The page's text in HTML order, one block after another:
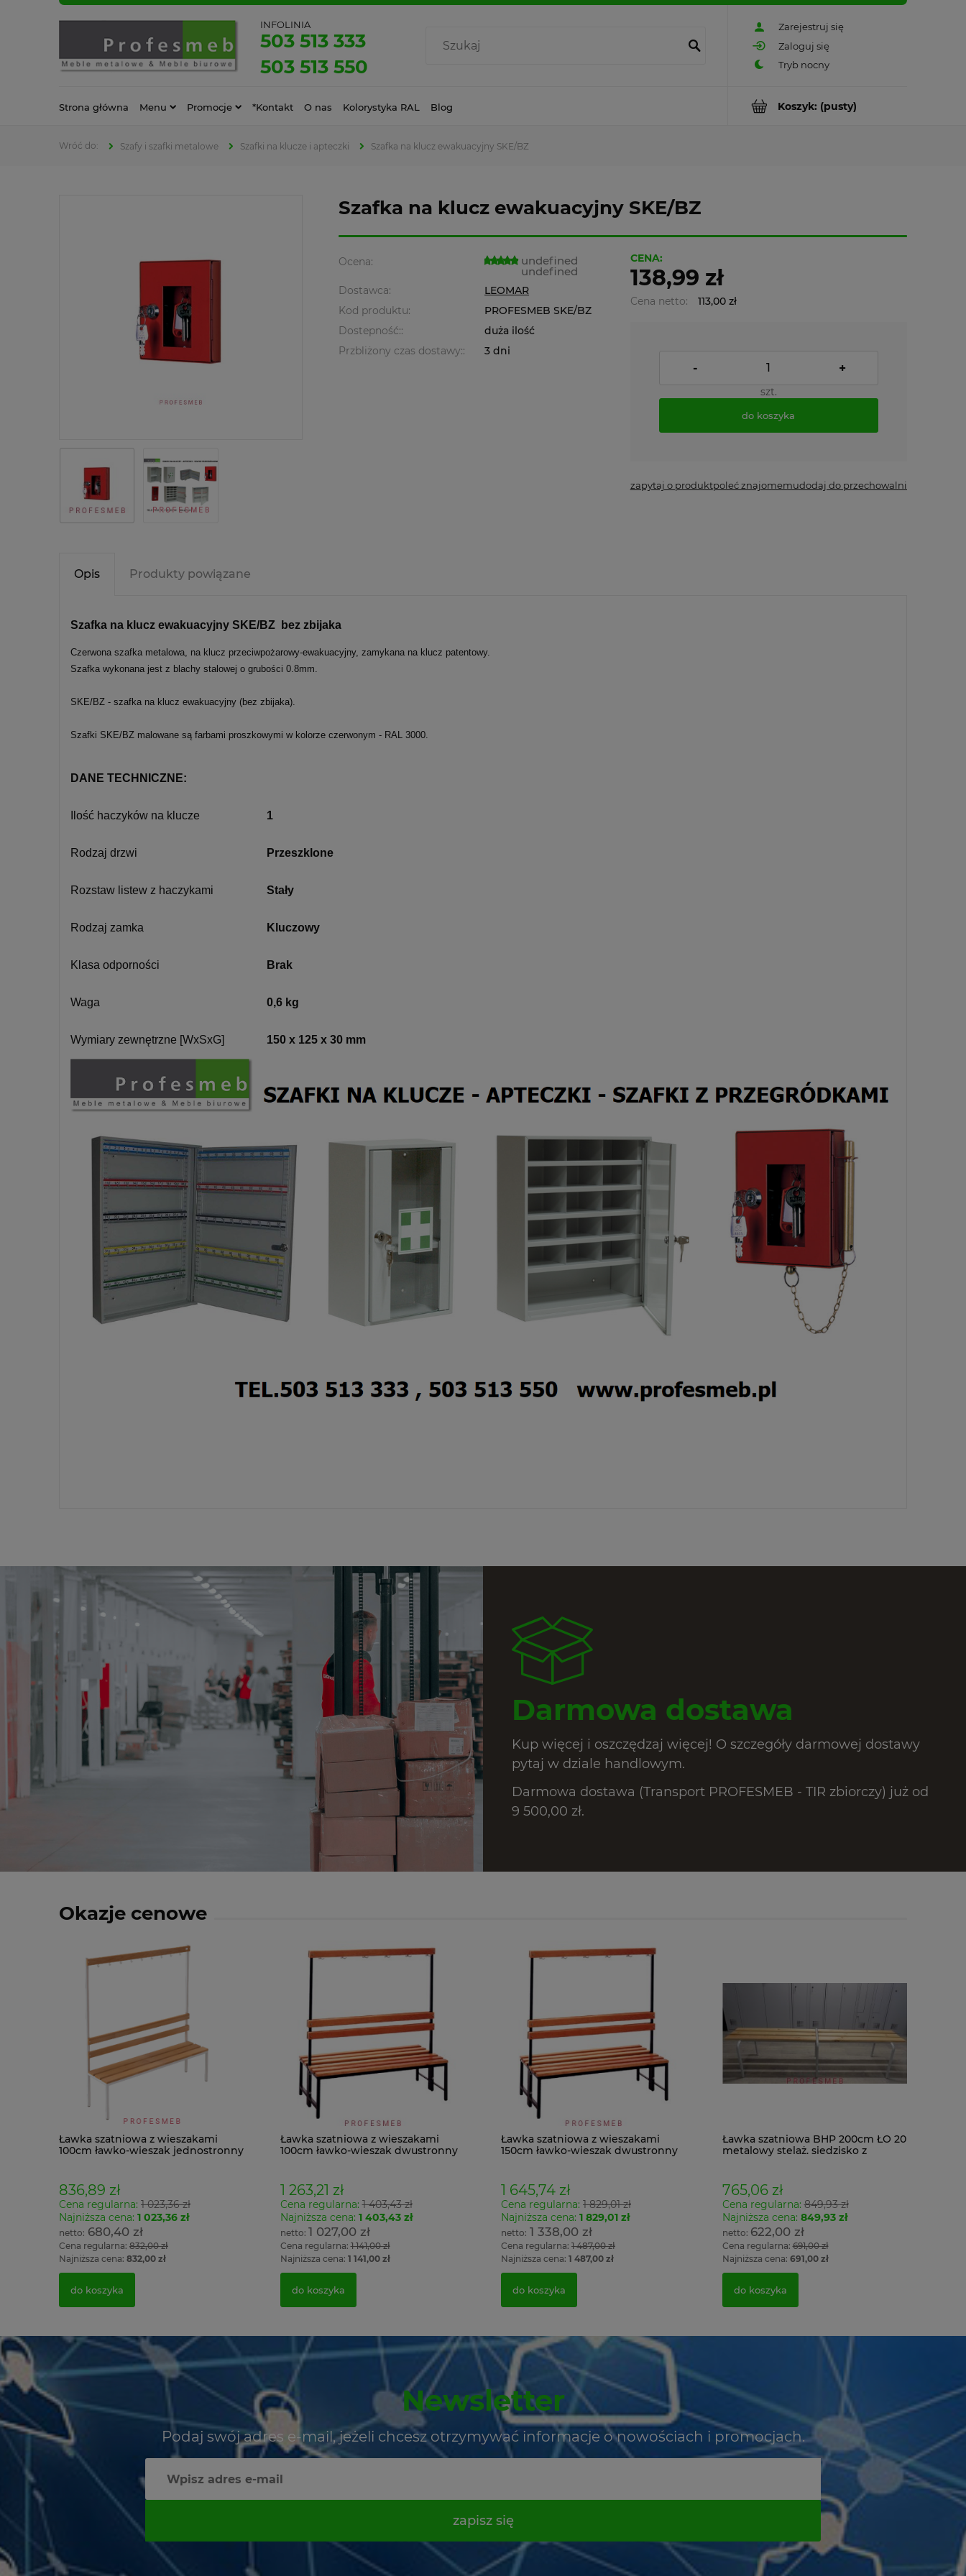
Zarejestruj się
Zaloguj się
INFOLINIA
503 513 333
503 513 550
Koszyk: (pusty)
Strona główna Menu Promocje *Kontakt O nas Kolorystyka RAL Blog
Szafy i szafki metalowe Szafki na klucze i apteczki Szafka na klucz ewakuacyjny SKE/BZ
Szafka na klucz ewakuacyjny SKE/BZ
Ocena: undefined
undefined
Dostawca:
LEOMAR
Kod produktu:
PROFESMEB SKE/BZ
Dostepność::
duża ilość
Przbliżony czas dostawy::
3 dni
CENA:
138,99 zł
Cena netto: 113,00 zł
- +
szt.
do koszyka
zapytaj o produktpoleć znajomemudodaj do przechowalni
Opis Produkty powiązane
Szafka na klucz ewakuacyjny SKE/BZ bez zbijaka
Czerwona szafka metalowa, na klucz przeciwpożarowy-ewakuacyjny, zamykana na klucz patentowy.
Szafka wykonana jest z blachy stalowej o grubości 0.8mm.
SKE/BZ - szafka na klucz ewakuacyjny (bez zbijaka).
Szafki SKE/BZ malowane są farbami proszkowymi w kolorze czerwonym - RAL 3000.
DANE TECHNICZNE:
Ilość haczyków na klucze 1
Rodzaj drzwi Przeszklone
Rozstaw listew z haczykami Stały
Rodzaj zamka Kluczowy
Klasa odporności Brak
Waga 0,6 kg
Wymiary zewnętrzne [WxSxG] 150 x 125 x 30 mm
Darmowa dostawa
Kup więcej i oszczędzaj więcej! O szczegóły darmowej dostawy
pytaj w dziale handlowym.
Darmowa dostawa (Transport PROFESMEB - TIR zbiorczy) już od
9 500,00 zł.
Okazje cenowe
Ławka szatniowa z wieszakami
100cm ławko-wieszak jednostronny
836,89 zł
Cena regularna: 1 023,36 zł
Najniższa cena: 1 023,36 zł
680,40 zł
Cena regularna: 832,00 zł
Najniższa cena: 832,00 zł
do koszyka
Ławka szatniowa z wieszakami
100cm ławko-wieszak dwustronny
1 263,21 zł
Cena regularna:1 403,43 zł
Najniższa cena: 1 403,43 zł
1 027,00 zł
Cena regularna:1 141,00 zł
Najniższa cena: 1 141,00 zł
do koszyka
Ławka szatniowa z wieszakami
150cm ławko-wieszak dwustronny
1 645,74 zł
Cena regularna: 1 829,01 zł
Najniższa cena: 1 829,01 zł
1 338,00 zł
Cena regularna: 1 487,00 zł
Najniższa cena: 1 487,00 zł
do koszyka
Ławka szatniowa BHP 200cm ŁO 20
metalowy stelaż. siedzisko z
765,06 zł
Cena regularna:849,93 zł
Najniższa cena: 849,93 zł
622,00 zł
Cena regularna:691,00 zł
Najniższa cena: 691,00 zł
do koszyka
Newsletter
Podaj swój adres e-mail, jeżeli chcesz otrzymywać informacje o nowościach i promocjach.
zapisz się